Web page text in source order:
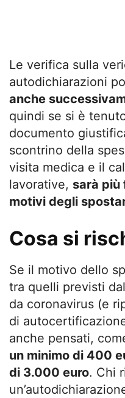
Le verifica sulla
autodichiarazioni
anche
quindi se si è
documento
scontrino della
visita medica e il
lavorative, sarà più
motivi degli
Cosa si
Se il motivo dello
tra quelli previsti
da coronavirus (e
di
anche pensati,
un minimo di 400
di 3.000 euro. Chi